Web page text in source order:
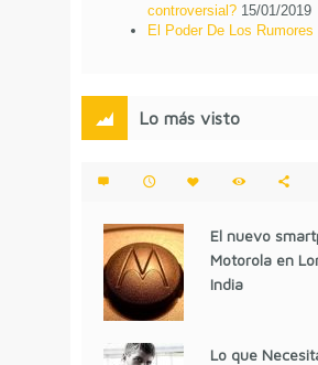
controversial? 15/01/2019
El Poder De Los Rumores
Lo más visto
El nuevo
Motorola en
India
Lo que